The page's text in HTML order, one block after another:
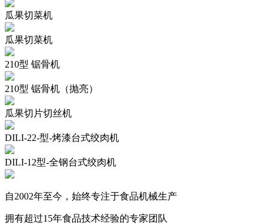
瓜果切菜机
瓜果切菜机
210型 锯骨机
210型 锯骨机（抛亮）
瓜果切片切丝机
DILI-22-型-烤漆台式绞肉机
DILI-12型-全钢台式绞肉机
自2002年至今，始终专注于食品机械生产
拥有超过15年食品技术经验的专家团队